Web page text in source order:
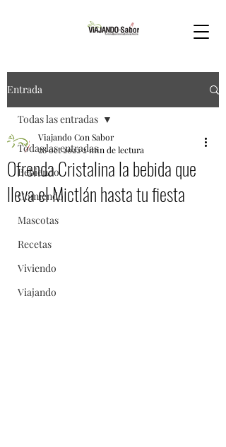
Entrada
Todas las entradas
Bebiendo
Comiendo
Mascotas
Recetas
Viviendo
Viajando
Todas las entradas
Ofrenda Cristalina la bebida que
lleva el Mictlán hasta tu fiesta
Viajando Con Sabor
28 oct 20222 min de lectura